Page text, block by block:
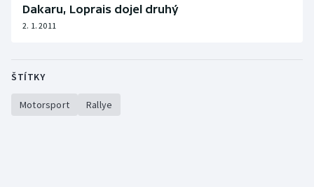
Dakaru, Loprais dojel druhý
2. 1. 2011
ŠTÍTKY
Motorsport Rallye